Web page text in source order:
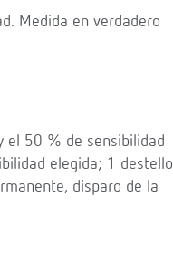
Medida en verdadero
el 50 % de sensibilidad
elegida; 1 destello
disparo de la